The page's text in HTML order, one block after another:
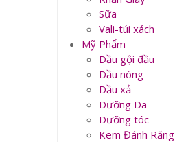
Sữa
Vali-túi xách
Mỹ Phẩm
Dầu gội đầu
Dầu nóng
Dầu xả
Dưỡng Da
Dưỡng tóc
Kem Đánh Răng